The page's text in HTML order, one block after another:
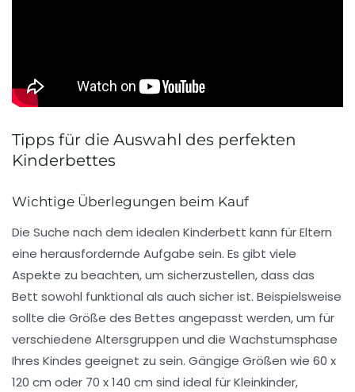
Tipps für die Auswahl des perfekten
Kinderbettes
Wichtige Überlegungen beim Kauf
Die Suche nach dem idealen Kinderbett kann für Eltern
eine herausfordernde Aufgabe sein. Es gibt viele
Aspekte zu beachten, um sicherzustellen, dass das
Bett sowohl funktional als auch sicher ist. Beispielsweise
sollte die Größe des Bettes angepasst werden, um für
verschiedene Altersgruppen und die Wachstumsphase
Ihres Kindes geeignet zu sein. Gängige Größen wie 60 x
120 cm oder 70 x 140 cm sind ideal für Kleinkinder,